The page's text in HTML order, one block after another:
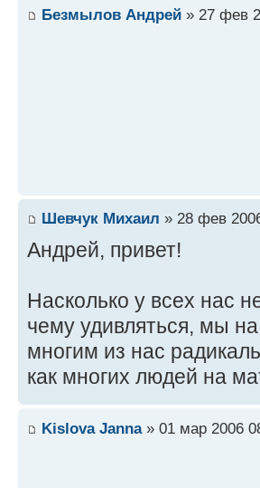
Безмылов Андрей » 27 фев
Шевчук Михаил » 28 фев
Андрей, привет!
Насколько у всех нас
чему удивляться, мы
многим из нас
как многих людей на
Kislova Janna» 01 мар 2006